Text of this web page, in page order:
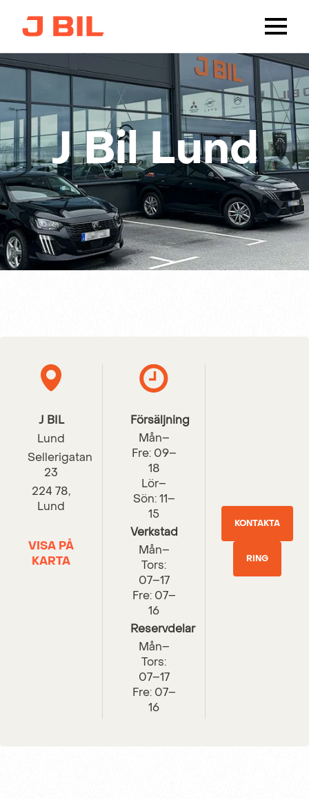
J Bil Lund
J BIL
Lund
Sellerigatan
23
224 78,
Lund
VISA PÅ
KARTA
Försäljning
Mån–
Fre: 09–
18
Lör–
Sön: 11–
15
Verkstad
Mån–
Tors:
07–17
Fre: 07–
16
Reservdelar
Mån–
Tors:
07–17
Fre: 07–
16
KONTAKTA
OSS
RING